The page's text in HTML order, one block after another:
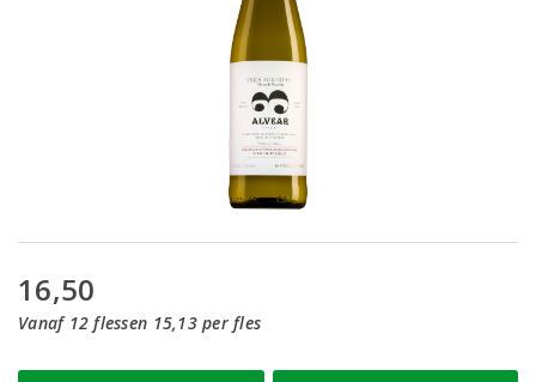
16,50
Vanaf 12 flessen 15,13 per fles